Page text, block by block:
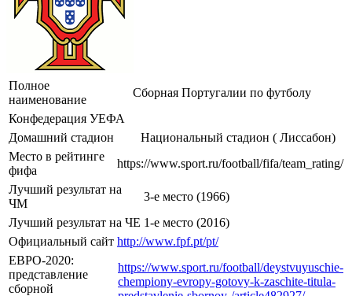
Полное
наименование
Сборная Португалии по футболу
Конфедерация УЕФА
Домашний стадион
Национальный стадион ( Лиссабон)
Место в рейтинге
фифа
https://www.sport.ru/football/fifa/team_rating/
Лучший результат на
ЧМ
3-е место (1966)
Лучший результат на ЧЕ 1-е место (2016)
Официальный сайт http://www.fpf.pt/pt/
ЕВРО-2020:
представление
сборной
https://www.sport.ru/football/deystvuyuschie-
chempiony-evropy-gotovy-k-zaschite-titula-